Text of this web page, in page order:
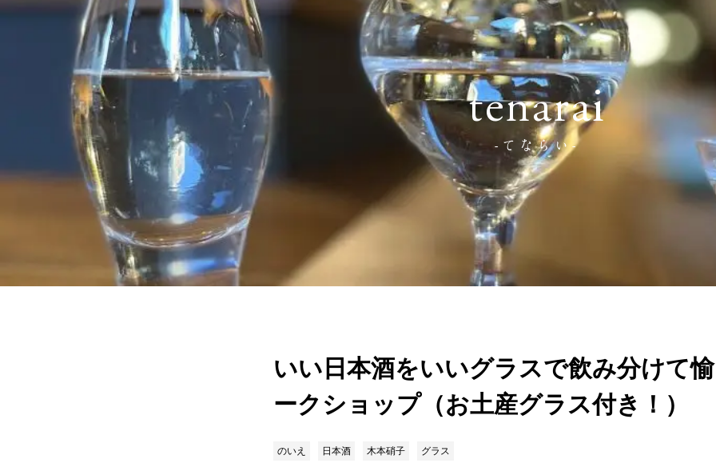
tenarai
-てならい-
いい日本酒をいいグラスで飲み分けて
ークショップ（お土産グラス付き！）
のいえ 日本酒 木本硝子 グラス